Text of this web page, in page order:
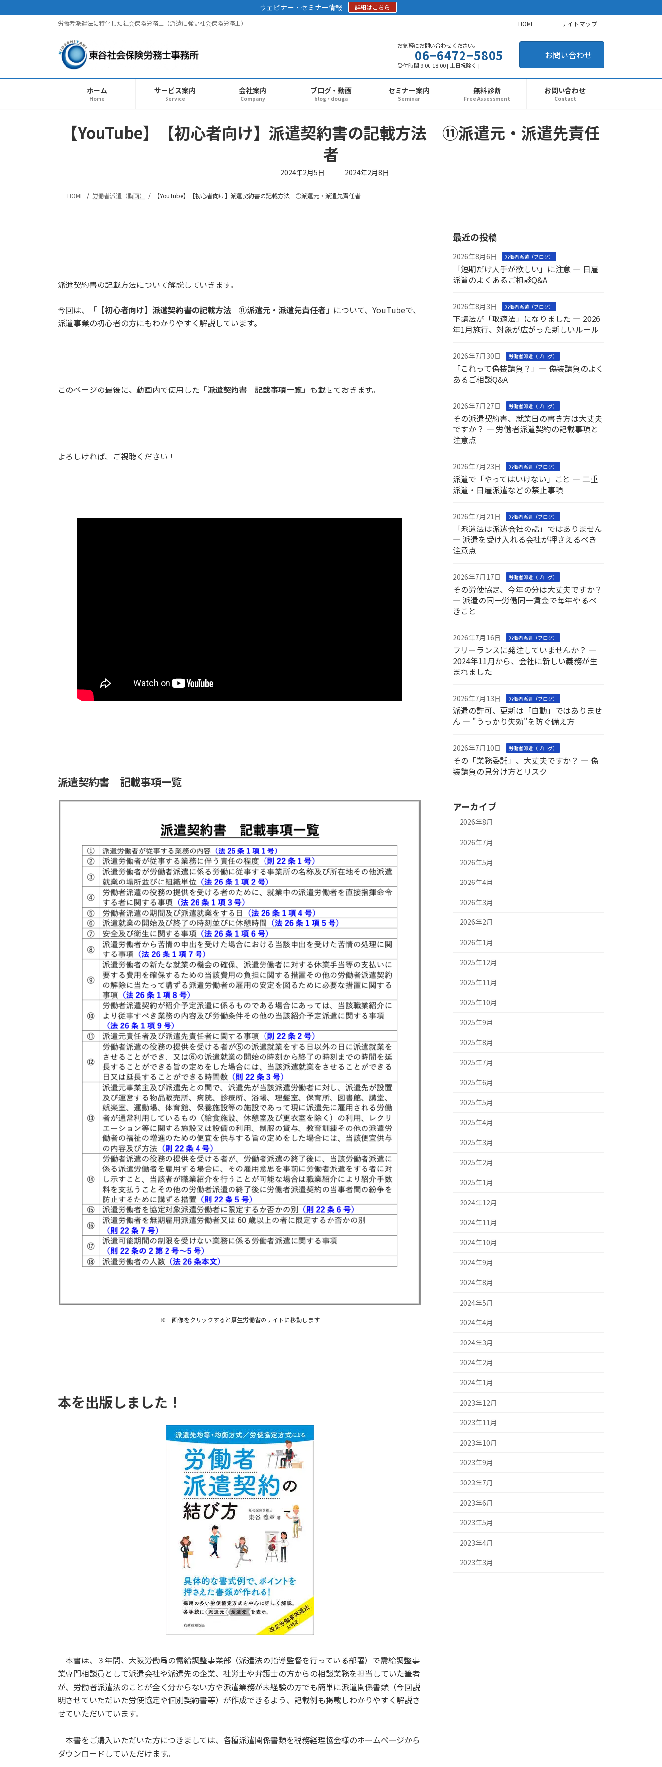
ン
ス
ビ
ン
ウェビナー・セミナー情報
詳細はこちら
労働者派遣法に特化した社会保険労務士（派遣に強い社会保険労務士）
HOME サイトマップ
お気軽にお問い合わせください。
06−6472−5805
受付時間 9:00-18:00 [ 土日祝除く ]
お問い合わせ
ホーム
Home
サービス案内
Service
会社案内
Company
ブログ・動画
blog・douga
セミナー案内
Seminar
無料診断
Free Assessment
お問い合わせ
Contact
【YouTube】【初心者向け】派遣契約書の記載方法 ⑪派遣元・派遣先責任
者
2024年2月5日 最
終
新
日
2024年2月8日
HOME 労働者派遣（動画） 【YouTube】【初心者向け】派遣契約書の記載方法 ⑪派遣元・派遣先責任者
派遣契約書の記載方法について解説していきます。
今回は、 「【初心者向け】派遣契約書の記載方法 ⑪派遣元・派遣先責任者」 について、YouTubeで、
派遣事業の初心者の方にもわかりやすく解説しています。
このページの最後に、動画内で使用した 「派遣契約書 記載事項一覧」 も載せておきます。
よろしければ、ご視聴ください！
派遣契約書 記載事項一覧
※ 画像をクリックすると厚生労働省のサイトに移動します
本を出版しました！
本書は、３年間、大阪労働局の需給調整事業部（派遣法の指導監督を行っている部署）で需給調整事
業専門相談員として派遣会社や派遣先の企業、社労士や弁護士の方からの相談業務を担当していた筆者
が、労働者派遣法のことが全く分からない方や派遣業務が未経験の方でも簡単に派遣関係書類（今回説
明させていただいた労使協定や個別契約書等）が作成できるよう、記載例も掲載しわかりやすく解説さ
せていただいています。
本書をご購入いただいた方につきましては、各種派遣関係書類を税務経理協会様のホームページから
ダウンロードしていただけます。
最近の投稿
2026年8月6日 労働者派遣（ブログ）
「短期だけ人手が欲しい」に注意 ― 日雇
派遣のよくあるご相談Q&A
2026年8月3日 労働者派遣（ブログ）
下請法が「取適法」になりました ― 2026
年1月施行、対象が広がった新しいルール
2026年7月30日 労働者派遣（ブログ）
「これって偽装請負？」― 偽装請負のよく
あるご相談Q&A
2026年7月27日 労働者派遣（ブログ）
その派遣契約書、就業日の書き方は大丈夫
ですか？ ― 労働者派遣契約の記載事項と
注意点
2026年7月23日 労働者派遣（ブログ）
派遣で「やってはいけない」こと ― 二重
派遣・日雇派遣などの禁止事項
2026年7月21日 労働者派遣（ブログ）
「派遣法は派遣会社の話」ではありません
― 派遣を受け入れる会社が押さえるべき
注意点
2026年7月17日 労働者派遣（ブログ）
その労使協定、今年の分は大丈夫ですか？
― 派遣の同一労働同一賃金で毎年やるべ
きこと
2026年7月16日 労働者派遣（ブログ）
フリーランスに発注していませんか？ ―
2024年11月から、会社に新しい義務が生
まれました
2026年7月13日 労働者派遣（ブログ）
派遣の許可、更新は「自動」ではありませ
ん ― "うっかり失効"を防ぐ備え方
2026年7月10日 労働者派遣（ブログ）
その「業務委託」、大丈夫ですか？ ― 偽
装請負の見分け方とリスク
アーカイブ
2026年8月
2026年7月
2026年5月
2026年4月
2026年3月
2026年2月
2026年1月
2025年12月
2025年11月
2025年10月
2025年9月
2025年8月
2025年7月
2025年6月
2025年5月
2025年4月
2025年3月
2025年2月
2025年1月
2024年12月
2024年11月
2024年10月
2024年9月
2024年8月
2024年5月
2024年4月
2024年3月
2024年2月
2024年1月
2023年12月
2023年11月
2023年10月
2023年9月
2023年7月
2023年6月
2023年5月
2023年4月
2023年3月